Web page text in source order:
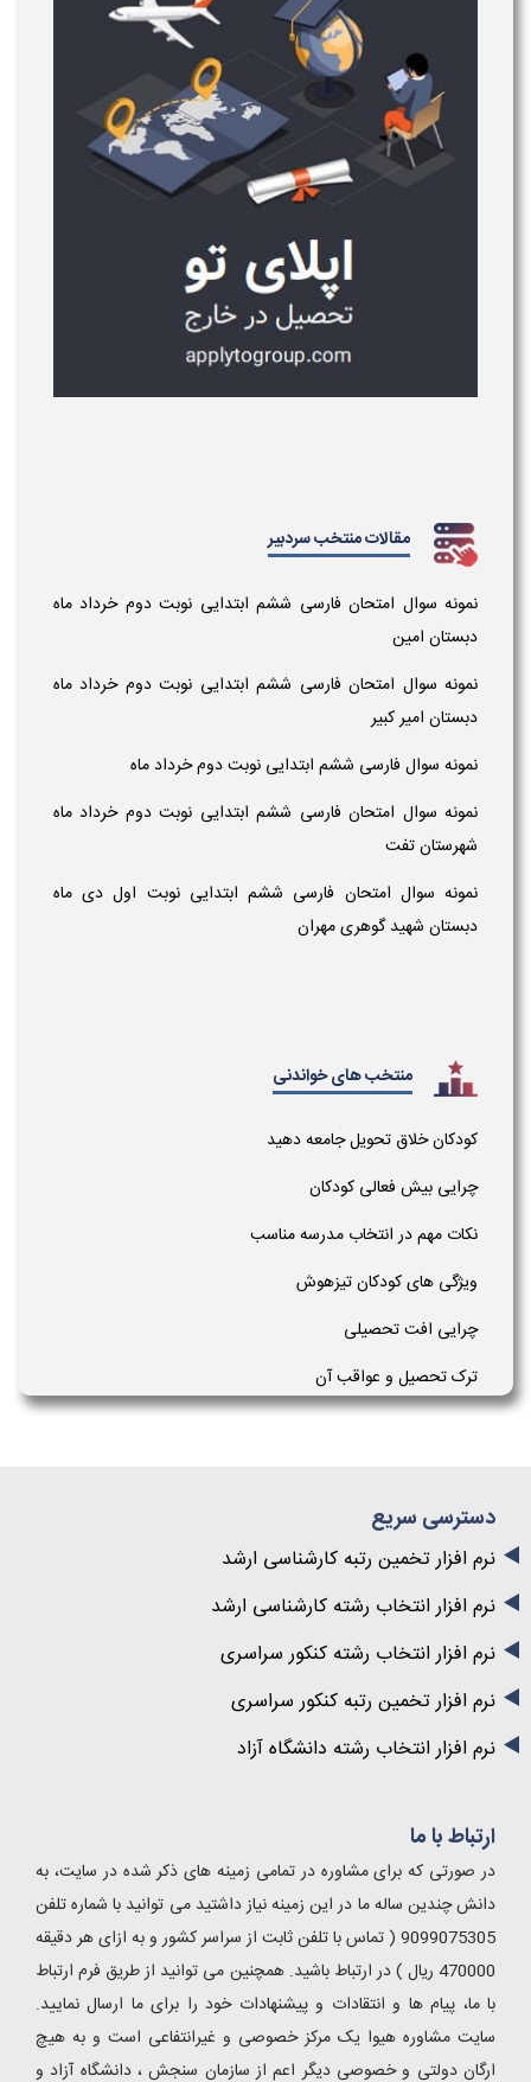
مقالات منتخب سردبیر
نمونه سوال امتحان فارسی ششم ابتدایی نوبت دوم خرداد ماه
دبستان امین
نمونه سوال امتحان فارسی ششم ابتدایی نوبت دوم خرداد ماه
دبستان امیر کبیر
نمونه سوال فارسی ششم ابتدایی نوبت دوم خرداد ماه
نمونه سوال امتحان فارسی ششم ابتدایی نوبت دوم خرداد ماه
شهرستان تفت
نمونه سوال امتحان فارسی ششم ابتدایی نوبت اول دی ماه
دبستان شهید گوهری مهران
منتخب های خواندنی
کودکان خلاق تحویل جامعه دهید
چرایی بیش فعالی کودکان
نکات مهم در انتخاب مدرسه مناسب
ویژگی های کودکان تیزهوش
چرایی افت تحصیلی
ترک تحصیل و عواقب آن
دسترسی سریع
نرم افزار تخمین رتبه کارشناسی ارشد
نرم افزار انتخاب رشته کارشناسی ارشد
نرم افزار انتخاب رشته کنکور سراسری
نرم افزار تخمین رتبه کنکور سراسری
نرم افزار انتخاب رشته دانشگاه آزاد
ارتباط با ما
در صورتی که برای مشاوره در تمامی زمینه های ذکر شده در سایت، به
دانش چندین ساله ما در این زمینه نیاز داشتید می توانید با شماره تلفن
9099075305 ( تماس با تلفن ثابت از سراسر کشور و به ازای هر دقیقه
470000 ریال ) در ارتباط باشید. همچنین می توانید از طریق فرم ارتباط
با ما، پیام ها و انتقادات و پیشنهادات خود را برای ما ارسال نمایید.
سایت مشاوره هیوا یک مرکز خصوصی و غیرانتفاعی است و به هیچ
ارگان دولتی و خصوصی دیگر اعم از سازمان سنجش ، دانشگاه آزاد و